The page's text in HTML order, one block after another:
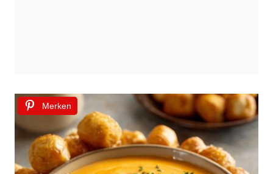
Merken